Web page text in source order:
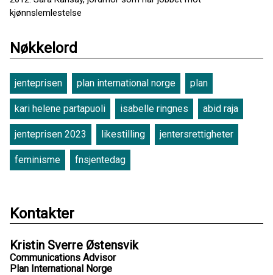
kjønnslemlestelse
Nøkkelord
jenteprisen plan international norge plan
kari helene partapuoli isabelle ringnes abid raja
jenteprisen 2023 likestilling jentersrettigheter
feminisme fnsjentedag
Kontakter
Kristin Sverre Østensvik
Communications Advisor
Plan International Norge